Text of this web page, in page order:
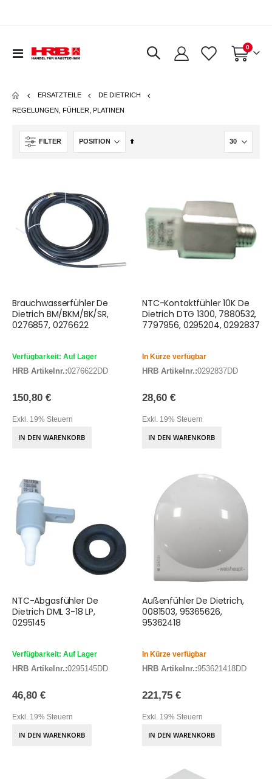
Navigation
Warenkorb
0Artikel
ERSATZTEILE DE DIETRICH
REGELUNGEN, FÜHLER, PLATINEN
FILTER
In
Brauchwasserfühler De
Dietrich BM/BKM/BK/SR,
0276857, 0276622
Verfügbarkeit: Auf Lager
HRB Artikelnr.:0276622DD
150,80 €
Exkl. 19% Steuern
IN DEN WARENKORB
NTC-Kontaktfühler 10K De
Dietrich DTG 1300, 7880532,
7797956, 0295204, 0292837
In Kürze verfügbar
HRB Artikelnr.:0292837DD
28,60 €
Exkl. 19% Steuern
IN DEN WARENKORB
NTC-Abgasfühler De
Dietrich DML 3-18 LP,
0295145
Verfügbarkeit: Auf Lager
HRB Artikelnr.:0295145DD
46,80 €
Exkl. 19% Steuern
IN DEN WARENKORB
Außenfühler De Dietrich,
0081503, 95365626,
95362418
In Kürze verfügbar
HRB Artikelnr.:953621418DD
221,75 €
Exkl. 19% Steuern
IN DEN WARENKORB